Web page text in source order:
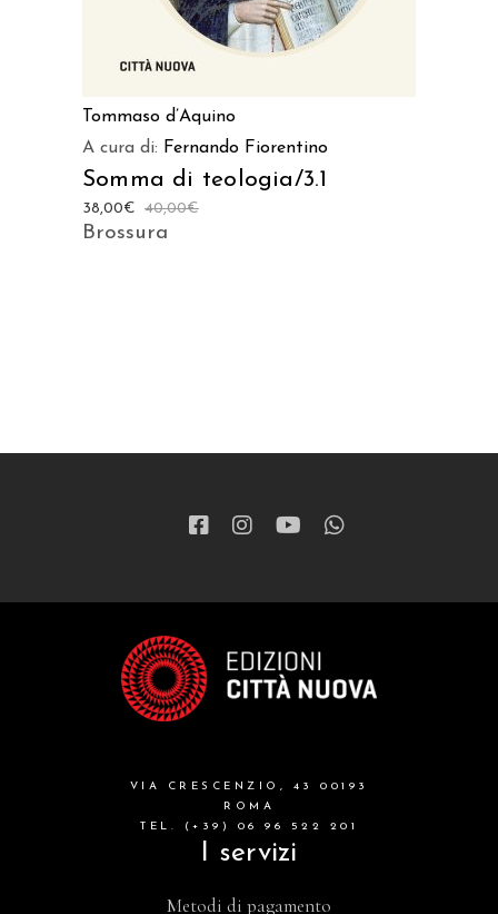
Tommaso d’Aquino
A cura di: Fernando Fiorentino
Somma di teologia/3.1
40,00€
38,00€
Brossura
VIA CRESCENZIO, 43 00193
ROMA
TEL. (+39) 06 96 522 201
I servizi
Metodi di pagamento